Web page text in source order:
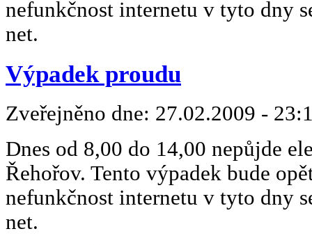
nefunkčnost internetu v tyto dny
net.
Výpadek proudu
Zveřejněno dne: 27.02.2009 -
Dnes od 8,00 do 14,00 nepůjde
Řehořov. Tento výpadek bude
nefunkčnost internetu v tyto dny
net.